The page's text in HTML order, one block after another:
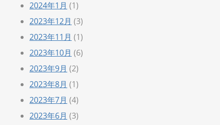
2024年1月 (1)
2023年12月 (3)
2023年11月 (1)
2023年10月 (6)
2023年9月 (2)
2023年8月 (1)
2023年7月 (4)
2023年6月 (3)